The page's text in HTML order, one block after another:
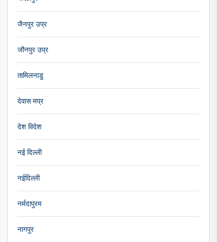
जैनपुर उप्र
जौनपुर उप्र
तामिलनाडु
देवास मप्र
देश विदेश
नई दिल्ली
नईदिल्ली
नर्मदापुरम
नागपुर